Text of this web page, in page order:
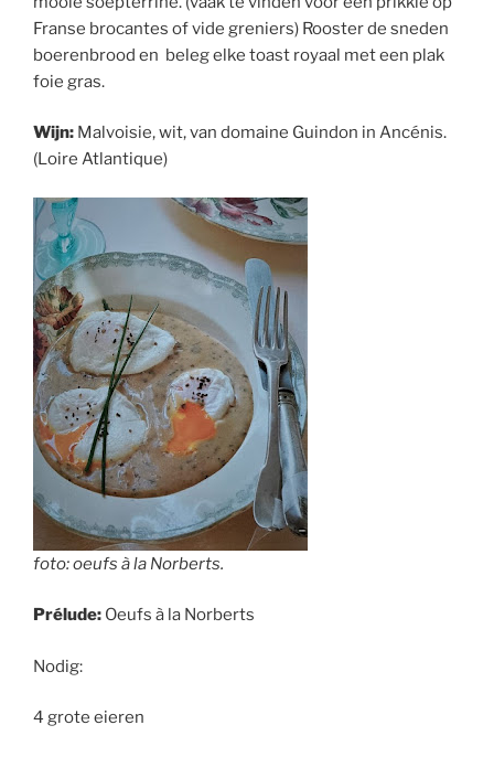
Franse brocantes of vide greniers) Rooster de sneden
boerenbrood en beleg elke toast royaal met een plak
foie gras.
Wijn: Malvoisie, wit, van domaine Guindon in Ancénis.
(Loire Atlantique)
foto: oeufs à la Norberts.
Prélude: Oeufs à la Norberts
Nodig:
4 grote eieren